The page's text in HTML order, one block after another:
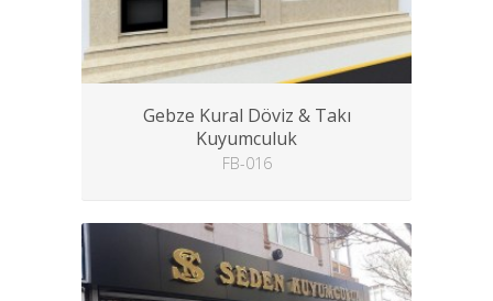
Gebze Kural Döviz & Takı
Kuyumculuk
FB-016